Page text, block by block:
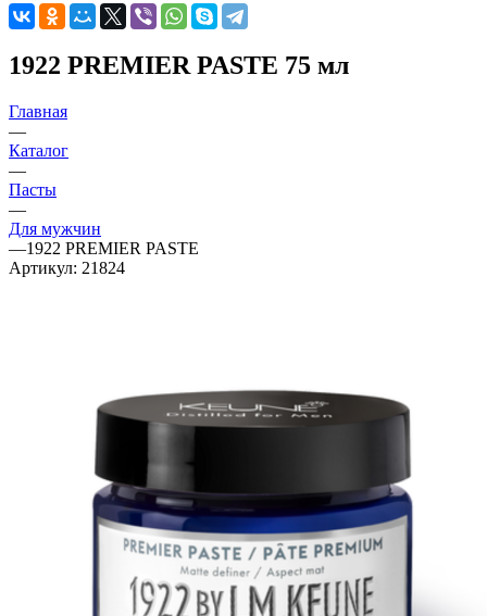
1922 PREMIER PASTE 75 мл
Главная
—
Каталог
—
Пасты
—
Для мужчин
—1922 PREMIER PASTE
Артикул: 21824